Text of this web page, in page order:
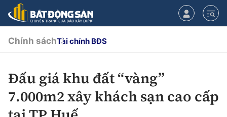
CHUYÊN MỤC
Chính sách
Chính sáchTài chính BĐS
Đấu giá khu đất “vàng”
7.000m2 xây khách sạn cao cấp